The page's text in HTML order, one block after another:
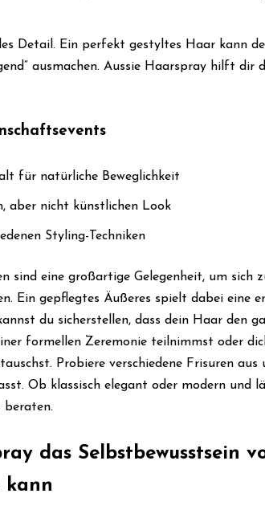
Detail. Ein perfekt gestyltes Haar kann
ausmachen. Aussie Haarspray hilft dir
für natürliche Beweglichkeit
aber nicht künstlichen Look
Styling-Techniken
sind eine großartige Gelegenheit, um sich
Ein gepflegtes Äußeres spielt dabei eine
du sicherstellen, dass dein Haar den
formellen Zeremonie teilnimmst oder
Probiere verschiedene Frisuren aus
Ob klassisch elegant oder modern und
beraten.
das Selbstbewusstsein
kann